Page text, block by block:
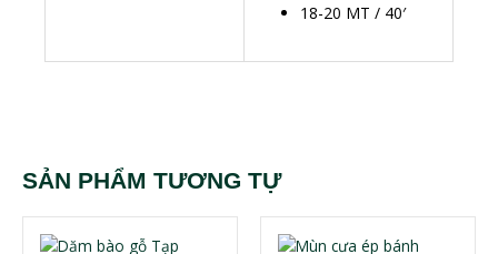
18-20 MT / 40′
SẢN PHẨM TƯƠNG TỰ